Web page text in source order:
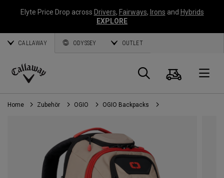
Elyte Price Drop across Drivers, Fairways, Irons and Hybrids
EXPLORE
CALLAWAY ODYSSEY OUTLET
Callaway
Golf
Suche
Home Zubehör OGIO OGIO Backpacks